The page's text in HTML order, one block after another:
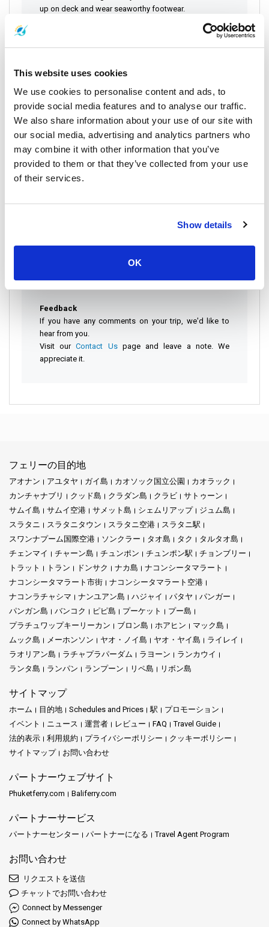
This website uses cookies
We use cookies to personalise content and ads, to
provide social media features and to analyse our traffic.
We also share information about your use of our site with
our social media, advertising and analytics partners who
may combine it with other information that you’ve
provided to them or that they’ve collected from your use
of their services.
Show details
OK
up on deck and wear seaworthy footwear.
Your passport for ID, enough money to spend,
a camera for pictures, binoculars for the view, your
Don't Take With You…
Flammable liquide, fireworks, anything explosive,
expensive jewellery, drugs,
anything resembling a weapon, etc.
Try not to panic, we know the ferry operators well and
it.
Feedback
If you have any comments on your trip, we'd like to
hear from you.
Visit ourContact Uspage and leave a note. We
appreciate it.
フェリーの目的地
アオナン アユタヤ ガイ島 カオソック国立公園
カオラック
カンチャナブリ
クッド島 クラダン島 クラビ
サトゥーン
サムイ島
サムイ空港 サメット島 シェムリアップ
ジュム島
スラタニ
スラタニタウン スラタニ空港
スラタニ駅
スワンナプーム国際空港
ソンクラー タオ島 タク
タルタオ島
チェンマイ
チャーン島 チュンポン チュンポン駅
チョンブリー
トラット
トラン ドンサク ナカ島
ナコンシータマラート
ナコンシータマラート市街
ナコンシータマラート空港
ナコンラチャシマ
ナンユアン島 ハジャイ パタヤ
パンガー
パンガン島
バンコク ピピ島 プーケット
プー島
プラチュワップキーリーカン
ブロン島 ホアヒン
マック島
ムック島
メーホンソン ヤオ・ノイ島 ヤオ・ヤイ島
ライレイ
ラオリアン島
ラチャプラパーダム ラヨーン
ランカウイ
ランタ島
ランパン ランプーン リペ島 リボン島
サイトマップ
ホーム 目的地 Schedules and Prices 駅
プロモーション
イベント
ニュース 運営者 レビュー FAQ
Travel Guide
法的表示
利用規約 プライバシーポリシー
クッキーポリシー
サイトマップ
お問い合わせ
パートナーウェブサイト
Phuketferry.com Baliferry.com
パートナーサービス
パートナーセンター パートナーになる Travel Agent Program
お問い合わせ
リクエストを送信
チャットでお問い合わせ
Connect by Messenger
Connect by WhatsApp